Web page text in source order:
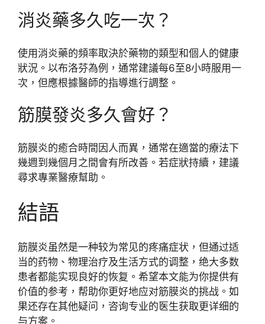
消炎藥多久吃一次？
使用消炎藥的頻率取決於藥物的類型和個人的健康
狀況。以布洛芬為例，通常建議每6至8小時服用一
次，但應根據醫師的指導進行調整。
筋膜發炎多久會好？
筋膜炎的癒合時間因人而異，通常在適當的療法下
幾週到幾個月之間會有所改善。若症狀持續，建議
尋求專業醫療幫助。
結語
筋膜炎虽然是一种较为常见的疼痛症状，但通过适
当的药物、物理治疗及生活方式的调整，绝大多数
患者都能实现良好的恢复。希望本文能为你提供有
价值的参考，帮助你更好地应对筋膜炎的挑战。如
果还存在其他疑问，咨询专业的医生获取更详细的
与方案。